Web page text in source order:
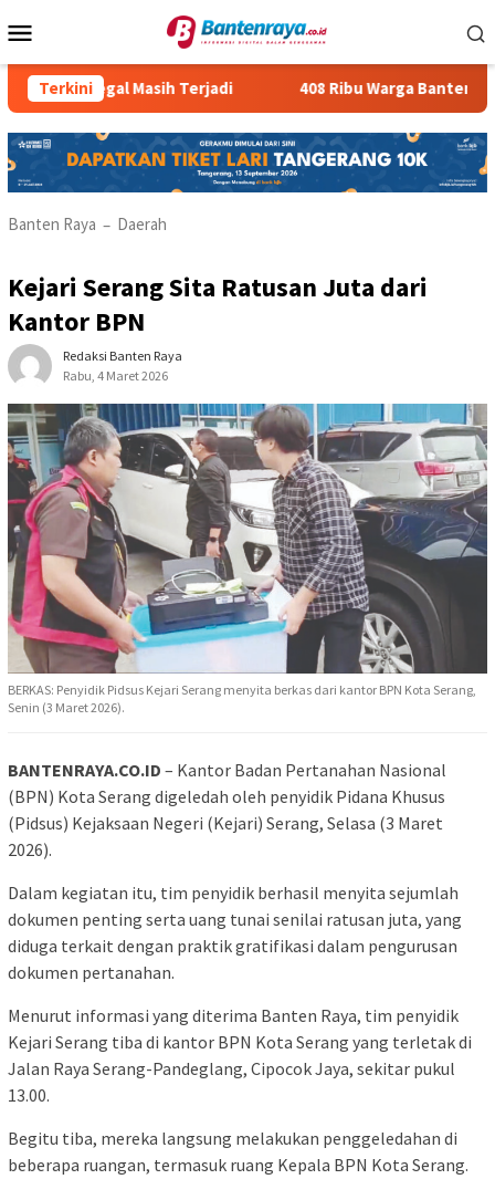
ke
Mobile
Terkini
PMI Ilegal Masih Terjadi 408 Ribu Warga Banten
Banten Raya – Daerah
Kejari Serang Sita Ratusan Juta dari
Kantor BPN
Redaksi Banten Raya
Rabu, 4 Maret 2026
BERKAS: Penyidik Pidsus Kejari Serang menyita berkas dari kantor BPN Kota Serang,
Senin (3 Maret 2026).
BANTENRAYA.CO.ID – Kantor Badan Pertanahan Nasional
(BPN) Kota Serang digeledah oleh penyidik Pidana Khusus
(Pidsus) Kejaksaan Negeri (Kejari) Serang, Selasa (3 Maret
2026).
Dalam kegiatan itu, tim penyidik berhasil menyita sejumlah
dokumen penting serta uang tunai senilai ratusan juta, yang
diduga terkait dengan praktik gratifikasi dalam pengurusan
dokumen pertanahan.
Menurut informasi yang diterima Banten Raya, tim penyidik
Kejari Serang tiba di kantor BPN Kota Serang yang terletak di
Jalan Raya Serang-Pandeglang, Cipocok Jaya, sekitar pukul
13.00.
Begitu tiba, mereka langsung melakukan penggeledahan di
beberapa ruangan, termasuk ruang Kepala BPN Kota Serang.